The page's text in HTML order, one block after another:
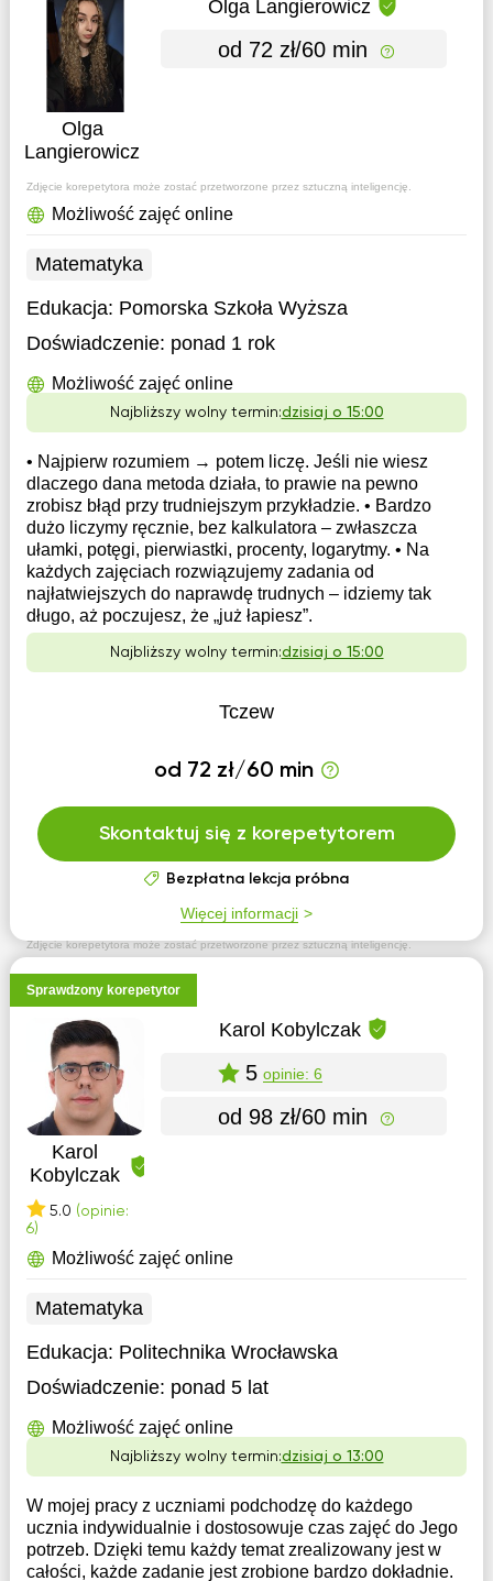
Olga
Langierowicz
Olga Langierowicz
od 72 zł/60 min
Zdjęcie korepetytora może zostać przetworzone przez sztuczną inteligencję.
Zdjęcie korepetytora może zostać przetworzone przez sztuczną inteligencję.
Możliwość zajęć online
Matematyka
Edukacja: Pomorska Szkoła Wyższa
Doświadczenie: ponad 1 rok
Możliwość zajęć online
Najbliższy wolny termin:dzisiaj o 15:00
• Najpierw rozumiem → potem liczę. Jeśli nie wiesz
dlaczego dana metoda działa, to prawie na pewno
zrobisz błąd przy trudniejszym przykładzie. • Bardzo
dużo liczymy ręcznie, bez kalkulatora – zwłaszcza
ułamki, potęgi, pierwiastki, procenty, logarytmy. • Na
każdych zajęciach rozwiązujemy zadania od
najłatwiejszych do naprawdę trudnych – idziemy tak
długo, aż poczujesz, że „już łapiesz”.
Najbliższy wolny termin:dzisiaj o 15:00
Tczew
od 72 zł/60 min
Skontaktuj się z korepetytorem
Bezpłatna lekcja próbna
Więcej informacji
Sprawdzony korepetytor
Karol
Kobylczak
5.0 (opinie:
6)
Karol Kobylczak
5 opinie: 6
od 98 zł/60 min
Możliwość zajęć online
Matematyka
Edukacja: Politechnika Wrocławska
Doświadczenie: ponad 5 lat
Możliwość zajęć online
Najbliższy wolny termin:dzisiaj o 13:00
W mojej pracy z uczniami podchodzę do każdego
ucznia indywidualnie i dostosowuje czas zajęć do Jego
potrzeb. Dzięki temu każdy temat zrealizowany jest w
całości, każde zadanie jest zrobione bardzo dokładnie.